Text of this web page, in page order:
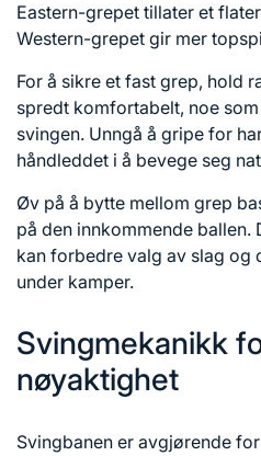
Eastern-grepet tillater et
Western-grepet gir mer
For å sikre et fast grep, hold
spredt komfortabelt, noe
svingen. Unngå å gripe for
håndleddet i å bevege seg
Øv på å bytte mellom grep
på den innkommende ballen.
kan forbedre valg av slag og
under kamper.
Svingmekanikk
nøyaktighet
Svingbanen er avgjørende